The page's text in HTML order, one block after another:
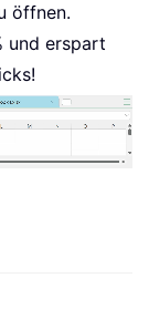
öffnen.
und erspart